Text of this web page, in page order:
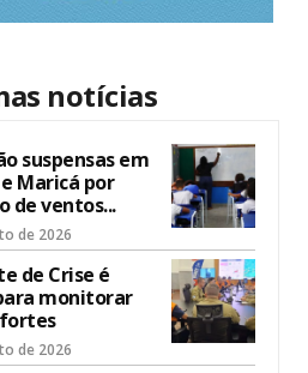
notícias
suspensas em
Maricá por
de ventos...
de 2026
de Crise é
monitorar
de 2026